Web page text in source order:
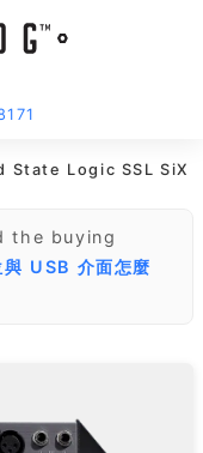
State Logic SSL SiX
the buying
與 USB 介面怎麼